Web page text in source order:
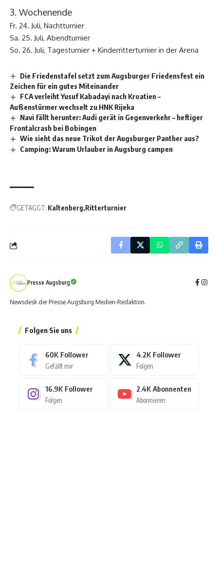
3. Wochenende
Fr. 24. Juli, Nachtturnier
Sa. 25. Juli, Abendturnier
So. 26. Juli, Tagesturnier + Kinderritterturnier in der Arena
Die Friedenstafel setzt zum Augsburger Friedensfest ein
Zeichen für ein gutes Miteinander
FCA verleiht Yusuf Kabadayi nach Kroatien –
Außenstürmer wechselt zu HNK Rijeka
Navi fällt herunter: Audi gerät in Gegenverkehr – heftiger
Frontalcrash bei Bobingen
Wie sieht das neue Trikot der Augsburger Panther aus?
Camping: Warum Urlauber in Augsburg campen
GETAGGT: Kaltenberg Ritterturnier
Presse Augsburg
Newsdesk der Presse Augsburg Medien-Redaktion.
Folgen Sie uns
60K Follower
Gefällt mir
4.2K Follower
Folgen
16.9K Follower
Folgen
2.4K Abonnenten
Abonnieren